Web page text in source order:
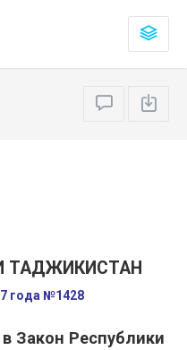
ТАДЖИКИСТАН
года №1428
Закон Республики